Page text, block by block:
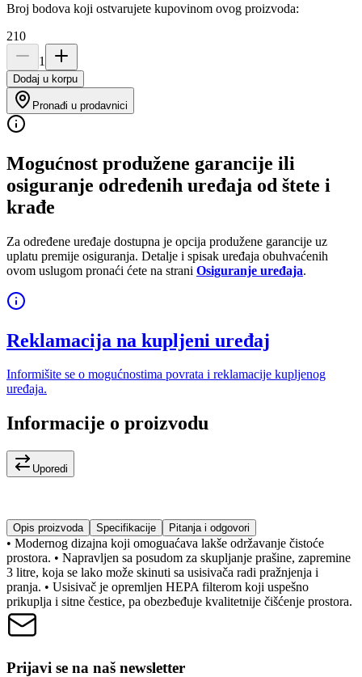
Broj bodova koji ostvarujete kupovinom ovog proizvoda:
210
1
Dodaj u korpu
Pronađi u prodavnici
Mogućnost produžene garancije ili
osiguranje određenih uređaja od štete i
krađe
Za određene uređaje dostupna je opcija produžene garancije uz
uplatu premije osiguranja. Detalje i spisak uređaja obuhvaćenih
ovom uslugom pronaći ćete na strani Osiguranje uređaja.
Reklamacija na kupljeni uređaj
Informišite se o mogućnostima povrata i reklamacije kupljenog
uređaja.
Informacije o proizvodu
Uporedi
Opis proizvoda Specifikacije Pitanja i odgovori
• Modernog dizajna koji omoguaćava lakše održavanje čistoće
prostora. • Napravljen sa posudom za skupljanje prašine, zapremine
3 litre, koja se lako može skinuti sa usisivača radi pražnjenja i
pranja. • Usisivač je opremljen HEPA filterom koji uspešno
prikuplja i sitne čestice, pa obezbeđuje kvalitetnije čišćenje prostora.
Prijavi se na naš newsletter